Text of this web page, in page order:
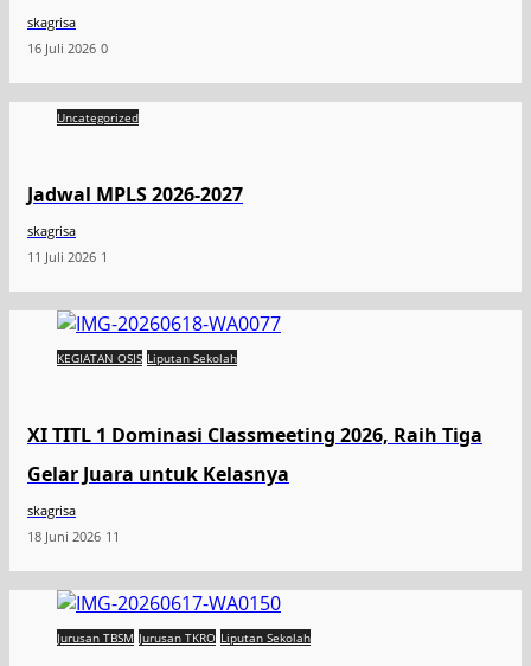
skagrisa
16 Juli 2026 0
Uncategorized
Jadwal MPLS 2026-2027
skagrisa
11 Juli 2026 1
KEGIATAN OSIS Liputan Sekolah
XI TITL 1 Dominasi Classmeeting 2026, Raih Tiga
Gelar Juara untuk Kelasnya
skagrisa
18 Juni 2026 11
Jurusan TBSM Jurusan TKRO Liputan Sekolah